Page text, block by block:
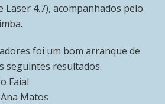
Laser 4.7), acompanhados pelo
foi um bom arranque de
seguintes resultados.
Faial
Matos